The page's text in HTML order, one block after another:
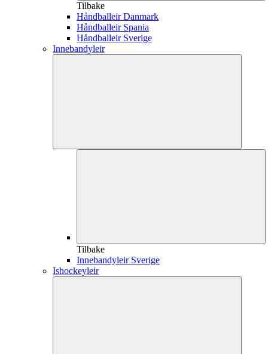
Tilbake
Håndballeir Danmark
Håndballeir Spania
Håndballeir Sverige
Innebandyleir
Tilbake
Innebandyleir Sverige
Ishockeyleir